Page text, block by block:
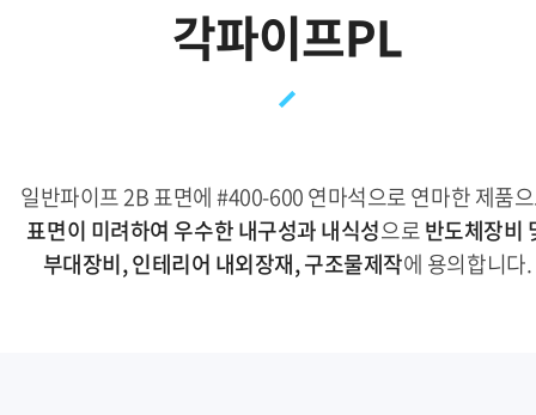
각파이프PL
일반파이프 2B 표면에 #400-600 연마석으로 연마한 제품
표면이 미려하여 우수한 내구성과 내식성으로반도체장비
부대장비, 인테리어 내외장재, 구조물제작에 용의합니다.